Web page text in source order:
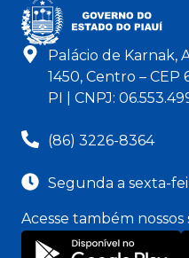
Palácio de Karnak,
1450, Centro – CEP
PI | CNPJ:
(86) 3226-8364
Segunda a sexta-
Acesse também